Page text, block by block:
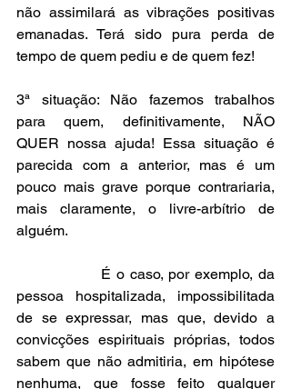
não assimilará as vibrações positivas
emanadas. Terá sido pura perda de
tempo de quem pediu e de quem fez!
3ª situação: Não fazemos trabalhos
para quem, definitivamente, NÃO
QUER nossa ajuda! Essa situação é
parecida com a anterior, mas é um
pouco mais grave porque contrariaria,
mais claramente, o livre-arbítrio de
alguém.
pessoa hospitalizada, impossibilitada
de se expressar, mas que, devido a
convicções espirituais próprias, todos
sabem que não admitiria, em hipótese
nenhuma, que fosse feito qualquer